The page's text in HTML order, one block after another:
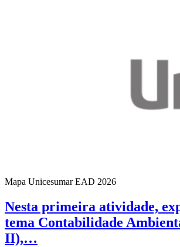
Mapa Unicesumar EAD 2026
Nesta primeira atividade,
tema Contabilidade
II),…